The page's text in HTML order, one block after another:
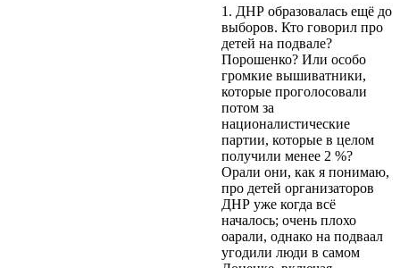
1. ДНР образовалась ещё до
выборов. Кто говорил про
детей на подвале?
Порошенко? Или особо
громкие вышиватники,
которые проголосовали
потом за
националистические
партии, которые в целом
получили менее 2 %?
Орали они, как я понимаю,
про детей организаторов
ДНР уже когда всё
началось; очень плохо
оарали, однако на подваал
угодили люди в самом